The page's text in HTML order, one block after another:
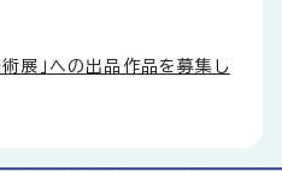
展」への出品作品を募集し